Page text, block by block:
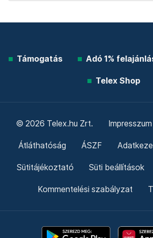
Támogatás Adó 1%
Telex Shop
© 2026 Telex.hu Zrt. Impresszum
Átláthatóság ÁSZF
Sütitájékoztató Süti beállítások
Kommentelési szabályzat